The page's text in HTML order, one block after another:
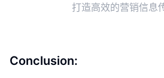
打造高效的营销信息
Conclusion: